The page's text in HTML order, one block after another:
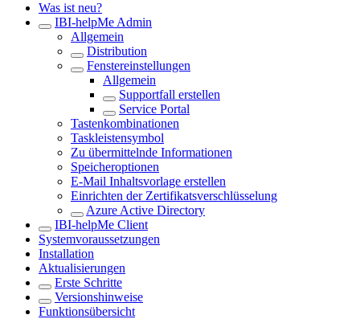
Was ist neu?
IBI-helpMe Admin
Allgemein
Distribution
Fenstereinstellungen
Allgemein
Supportfall erstellen
Service Portal
Tastenkombinationen
Taskleistensymbol
Zu übermittelnde Informationen
Speicheroptionen
E-Mail Inhaltsvorlage erstellen
Einrichten der Zertifikatsverschlüsselung
Azure Active Directory
IBI-helpMe Client
Systemvoraussetzungen
Installation
Aktualisierungen
Erste Schritte
Versionshinweise
Funktionsübersicht